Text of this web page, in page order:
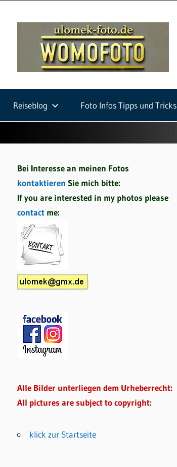
Inhalt
auf
Wohnmobilreisen
und
Reiseblog Foto Infos Tipps und Tricks
Bei Interesse an meinen Fotos
kontaktieren Sie mich bitte:
If you are interested in my photos please
contact me:
Alle Bilder unterliegen dem Urheberrecht:
All pictures are subject to copyright:
klick zur Startseite